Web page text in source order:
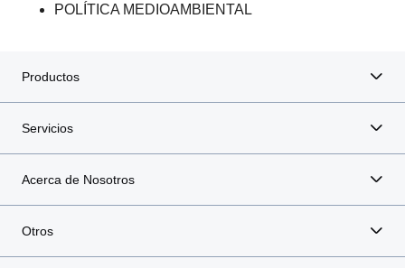
POLÍTICA MEDIOAMBIENTAL
Productos
Servicios
Acerca de Nosotros
Otros